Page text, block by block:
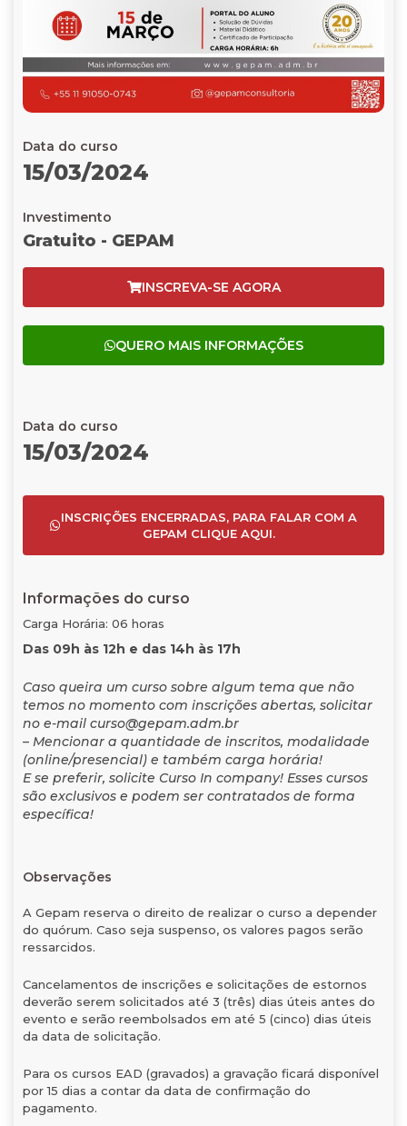
Data do curso
15/03/2024
Investimento
Gratuito - GEPAM
INSCREVA-SE AGORA
QUERO MAIS INFORMAÇÕES
Data do curso
15/03/2024
INSCRIÇÕES ENCERRADAS, PARA FALAR COM A
GEPAM CLIQUE AQUI.
Informações do curso
Carga Horária: 06 horas
Das 09h às 12h e das 14h às 17h
Caso queira um curso sobre algum tema que não
temos no momento com inscrições abertas, solicitar
no e-mail curso@gepam.adm.br
– Mencionar a quantidade de inscritos, modalidade
(online/presencial) e também carga horária!
E se preferir, solicite Curso In company! Esses cursos
são exclusivos e podem ser contratados de forma
específica!
Observações
A Gepam reserva o direito de realizar o curso a depender
do quórum. Caso seja suspenso, os valores pagos serão
ressarcidos.
Cancelamentos de inscrições e solicitações de estornos
deverão serem solicitados até 3 (três) dias úteis antes do
evento e serão reembolsados em até 5 (cinco) dias úteis
da data de solicitação.
Para os cursos EAD (gravados) a gravação ficará disponível
por 15 dias a contar da data de confirmação do
pagamento.